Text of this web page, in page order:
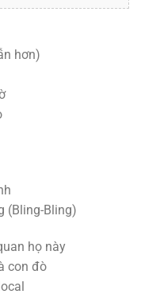
hơn)
(Bling-Bling)
họ này
con đò